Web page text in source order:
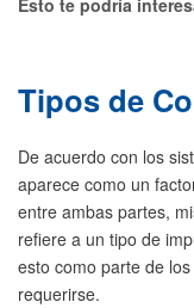
Esto te podría
Tipos de
De acuerdo con los
aparece como un
entre ambas partes,
refiere a un tipo de
esto como parte de
requerirse.